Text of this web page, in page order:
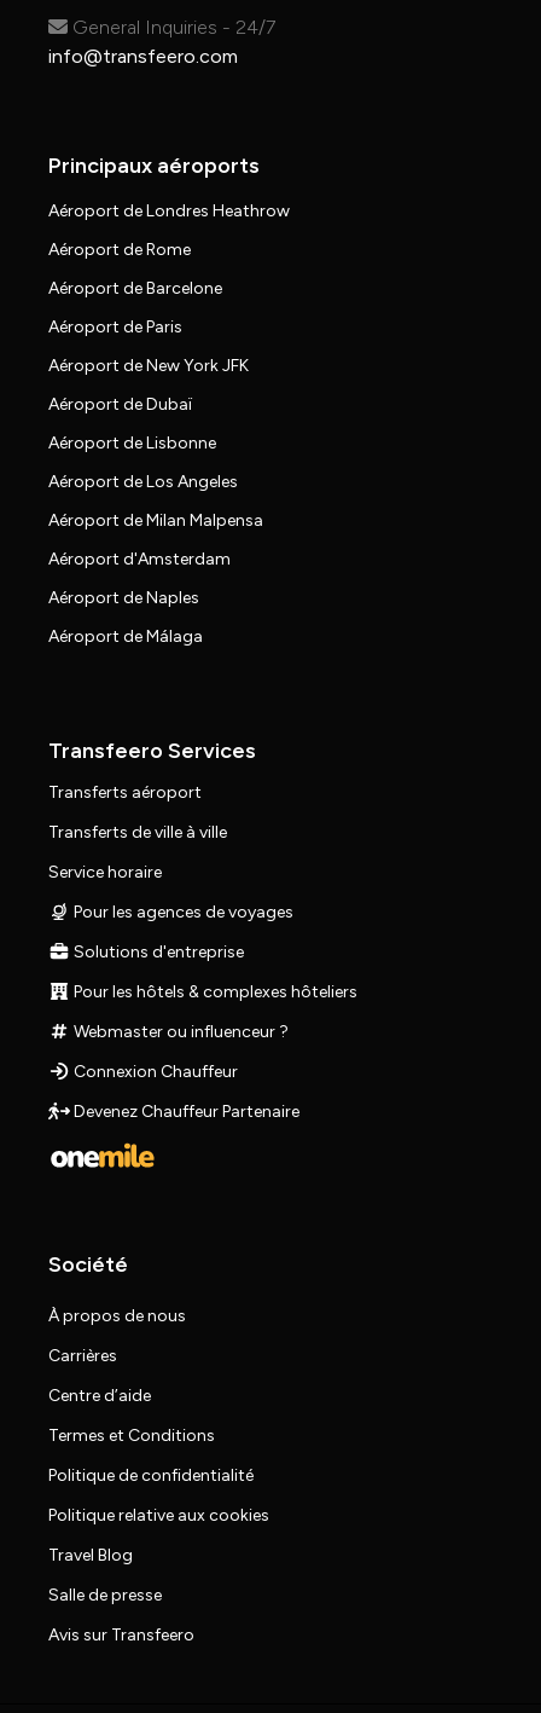
General Inquiries - 24/7
info@transfeero.com
Principaux aéroports
Aéroport de Londres Heathrow
Aéroport de Rome
Aéroport de Barcelone
Aéroport de Paris
Aéroport de New York JFK
Aéroport de Dubaï
Aéroport de Lisbonne
Aéroport de Los Angeles
Aéroport de Milan Malpensa
Aéroport d'Amsterdam
Aéroport de Naples
Aéroport de Málaga
Transfeero Services
Transferts aéroport
Transferts de ville à ville
Service horaire
Pour les agences de voyages
Solutions d'entreprise
Pour les hôtels & complexes hôteliers
Webmaster ou influenceur ?
Connexion Chauffeur
Devenez Chauffeur Partenaire
Société
À propos de nous
Carrières
Centre d’aide
Termes et Conditions
Politique de confidentialité
Politique relative aux cookies
Travel Blog
Salle de presse
Avis sur Transfeero